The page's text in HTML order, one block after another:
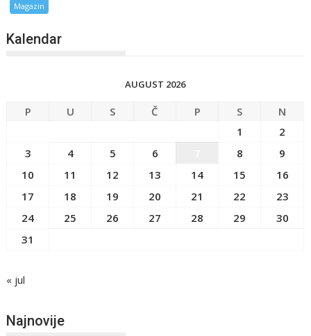
Magazin
Kalendar
AUGUST 2026
P U S Č P S
N
1
2
3
4 5 6 8
9
10
11 12 13 14 15
16
17
18 19 20 21 22
23
24
25 26 27 28 29
30
31
« jul
Najnovije